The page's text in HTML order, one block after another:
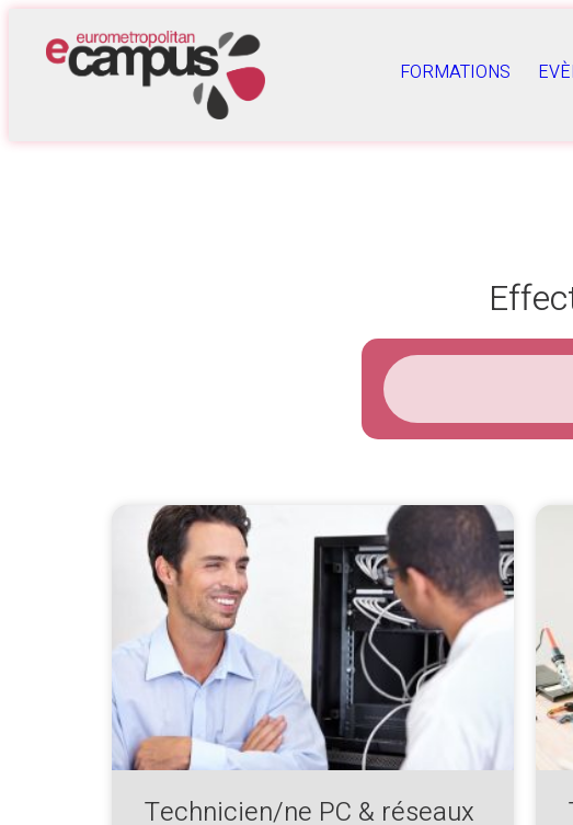
FORMATIONS
Technicien/ne PC & réseaux